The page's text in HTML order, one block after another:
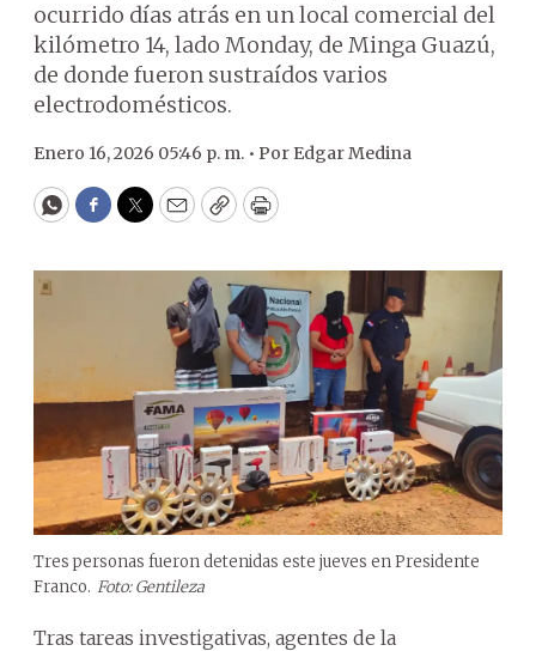
ocurrido días atrás en un local comercial del
kilómetro 14, lado Monday, de Minga Guazú,
de donde fueron sustraídos varios
electrodomésticos.
Enero 16, 2026 05:46 p. m. • Por Edgar Medina
WhatsApp
Facebook
Twitter
EmailCopyPrint
Tres personas fueron detenidas este jueves en Presidente
Franco. Foto: Gentileza
Tras tareas investigativas, agentes de la